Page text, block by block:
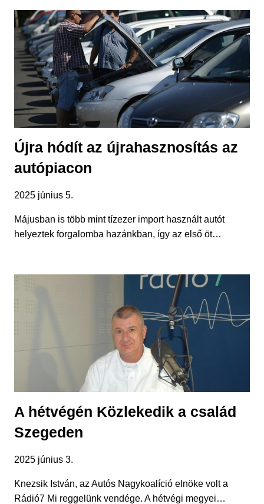
Újra hódít az újrahasznosítás az
autópiacon
2025 június 5.
Májusban is több mint tízezer import használt autót
helyeztek forgalomba hazánkban, így az első öt…
A hétvégén Közlekedik a család
Szegeden
2025 június 3.
Knezsik István, az Autós Nagykoalíció elnöke volt a
Rádió7 Mi reggelünk vendége. A hétvégi megyei…